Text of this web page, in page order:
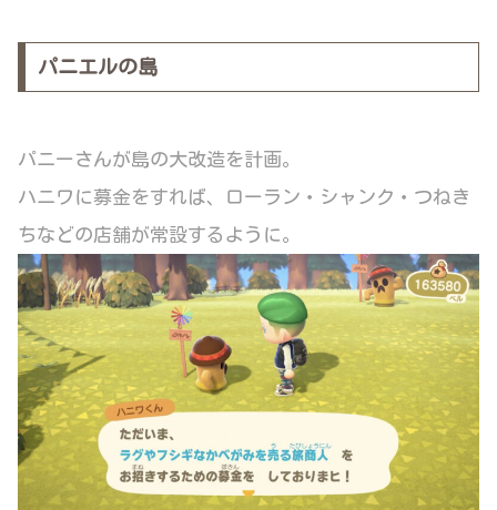
パニエルの島
パニーさんが島の大改造を計画。
ハニワに募金をすれば、ローラン・シャンク・つねき
ちなどの店舗が常設するように。